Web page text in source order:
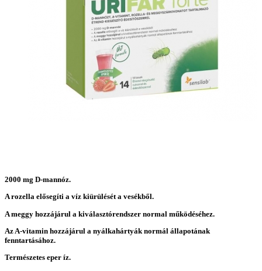
2000 mg D-mannóz.
A rozella elősegíti a víz kiürülését a vesékből.
A meggy hozzájárul a kiválasztórendszer normal működéséhez.
Az A-vitamin hozzájárul a nyálkahártyák normál állapotának
fenntartásához.
Természetes eper íz.